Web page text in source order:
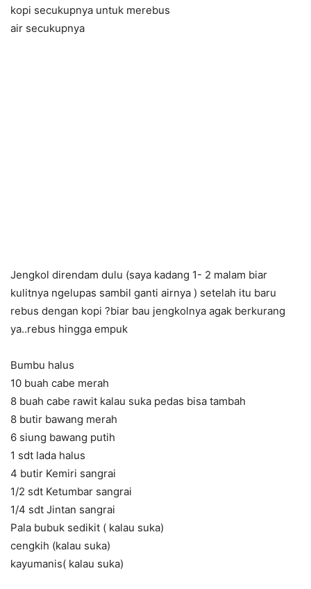
kopi secukupnya untuk merebus
air secukupnya
Jengkol direndam dulu (saya kadang 1- 2 malam biar
kulitnya ngelupas sambil ganti airnya ) setelah itu baru
rebus dengan kopi ?biar bau jengkolnya agak berkurang
ya..rebus hingga empuk
Bumbu halus
10 buah cabe merah
8 buah cabe rawit kalau suka pedas bisa tambah
8 butir bawang merah
6 siung bawang putih
1 sdt lada halus
4 butir Kemiri sangrai
1/2 sdt Ketumbar sangrai
1/4 sdt Jintan sangrai
Pala bubuk sedikit ( kalau suka)
cengkih (kalau suka)
kayumanis( kalau suka)